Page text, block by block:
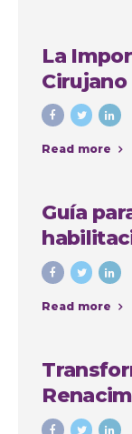
La
Caso de
Read more
Guía
plástico
Read more
Yadiris